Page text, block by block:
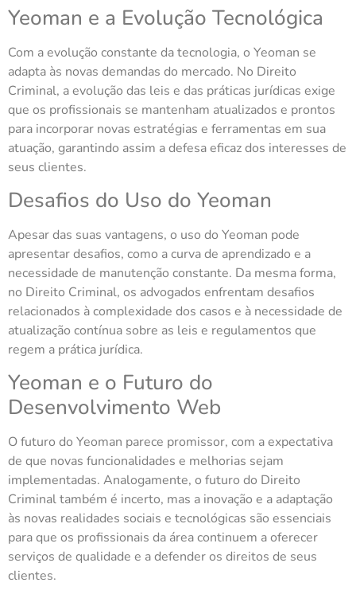
Yeoman e a Evolução Tecnológica
Com a evolução constante da tecnologia, o Yeoman se
adapta às novas demandas do mercado. No Direito
Criminal, a evolução das leis e das práticas jurídicas exige
que os profissionais se mantenham atualizados e prontos
para incorporar novas estratégias e ferramentas em sua
atuação, garantindo assim a defesa eficaz dos interesses de
seus clientes.
Desafios do Uso do Yeoman
Apesar das suas vantagens, o uso do Yeoman pode
apresentar desafios, como a curva de aprendizado e a
necessidade de manutenção constante. Da mesma forma,
no Direito Criminal, os advogados enfrentam desafios
relacionados à complexidade dos casos e à necessidade de
atualização contínua sobre as leis e regulamentos que
regem a prática jurídica.
Yeoman e o Futuro do
Desenvolvimento Web
O futuro do Yeoman parece promissor, com a expectativa
de que novas funcionalidades e melhorias sejam
implementadas. Analogamente, o futuro do Direito
Criminal também é incerto, mas a inovação e a adaptação
às novas realidades sociais e tecnológicas são essenciais
para que os profissionais da área continuem a oferecer
serviços de qualidade e a defender os direitos de seus
clientes.